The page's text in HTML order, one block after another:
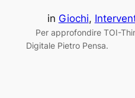
in Giochi,
Per approfondire TOI-
Digitale Pietro Pensa.